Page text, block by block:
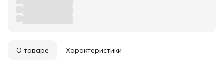
О товаре Характеристики